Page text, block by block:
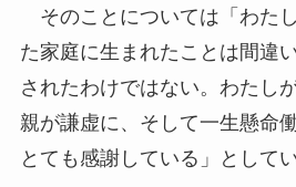
そのことについては「わた
た家庭に生まれたことは間違
されたわけではない。わたし
親が謙虚に、そして一生懸命
とても感謝している」としてい